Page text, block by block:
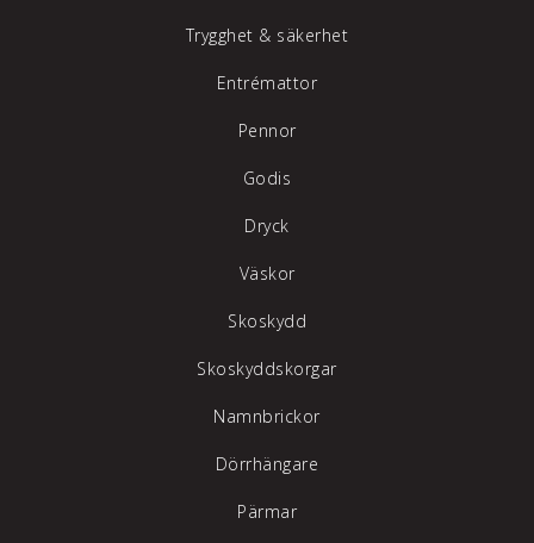
Trygghet & säkerhet
Entrémattor
Pennor
Godis
Dryck
Väskor
Skoskydd
Skoskyddskorgar
Namnbrickor
Dörrhängare
Pärmar